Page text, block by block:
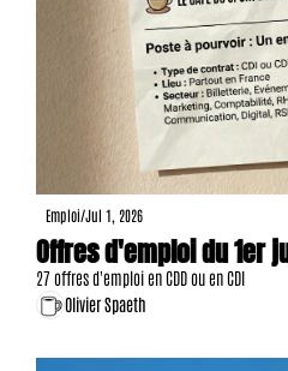
Emploi/Jul 1, 2026
27 offres d'emploi en CDD ou en CDI
Olivier Spaeth